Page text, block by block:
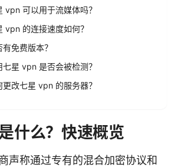
vpn 可以用于流媒体吗？
vpn 的连接速度如何？
有免费版本？
七星 vpn 是否会被检测？
更改七星 vpn 的服务器？
什么？快速概览
声称通过专有的混合加密协议和